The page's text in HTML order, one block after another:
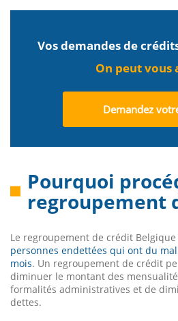
Vos demandes de
On peut vous
Demandez
Pourquoi
regroupement
Le regroupement de crédit
personnes endettées qui ont du
mois. Un regroupement de crédit
diminuer le montant des
formalités administratives et de
dettes.